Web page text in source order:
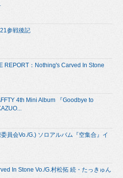
参戦後記
REPORT：Nothing's Carved In Stone
4th Mini Album 『Goodbye to
員会Vo./G.) ソロアルバム『空集合』イ
In Stone Vo./G.村松拓 続・たっきゅん